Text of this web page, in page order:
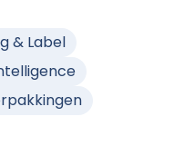
& Label